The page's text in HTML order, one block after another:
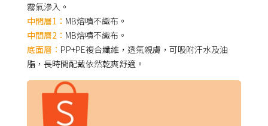
霧氣滲入。
中間層1： MB熔噴不織布。
中間層2： MB熔噴不織布。
底面層： PP+PE複合纖維，透氣親膚，可吸附汗水及油
脂，長時間配戴依然乾爽舒適。